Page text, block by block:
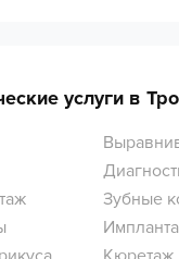
услуги в
Зубные